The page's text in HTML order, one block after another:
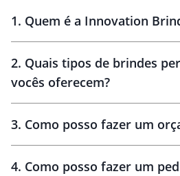
1. Quem é a Innovation
Brindes personalizados
2. Quais tipos de brindes
vocês oferecem?
3. Como posso fazer um
4. Como posso fazer um